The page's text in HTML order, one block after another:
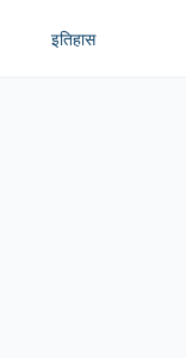
इतिहास